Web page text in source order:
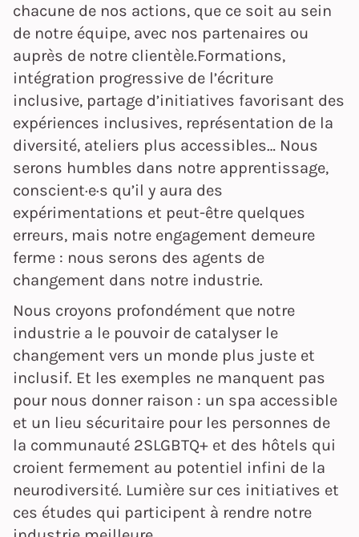
chacune de nos actions, que ce soit au sein
de notre équipe, avec nos partenaires ou
auprès de notre clientèle.Formations,
intégration progressive de l’écriture
inclusive, partage d’initiatives favorisant des
expériences inclusives, représentation de la
diversité, ateliers plus accessibles… Nous
serons humbles dans notre apprentissage,
conscient·e·s qu’il y aura des
expérimentations et peut-être quelques
erreurs, mais notre engagement demeure
ferme : nous serons des agents de
changement dans notre industrie.
Nous croyons profondément que notre
industrie a le pouvoir de catalyser le
changement vers un monde plus juste et
inclusif. Et les exemples ne manquent pas
pour nous donner raison : un spa accessible
et un lieu sécuritaire pour les personnes de
la communauté 2SLGBTQ+ et des hôtels qui
croient fermement au potentiel infini de la
neurodiversité. Lumière sur ces initiatives et
ces études qui participent à rendre notre